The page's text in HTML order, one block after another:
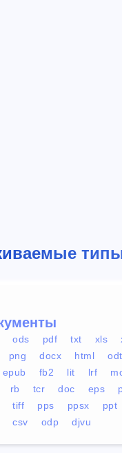
ods pdf txt xls
png docx html
odt
epub fb2 lit lrf
rb tcr doc eps
tiff pps ppsx
ppt
csv odp djvu